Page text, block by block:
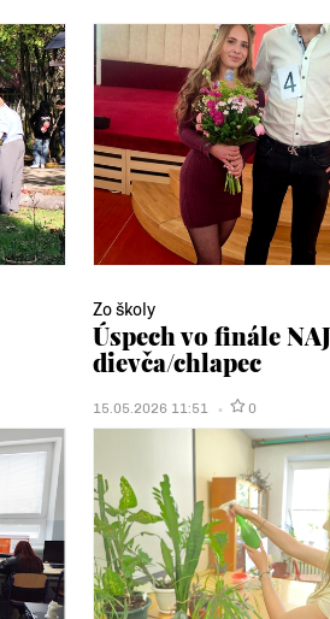
Zo školy
Úspech vo finále
dievča/chlapec
15.05.2026 11:51 0